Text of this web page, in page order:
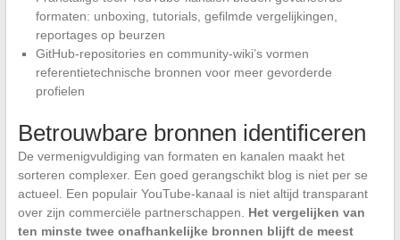
formaten: unboxing, tutorials, gefilmde vergelijkingen,
reportages op beurzen
GitHub-repositories en community-wiki’s vormen
referentietechnische bronnen voor meer gevorderde
profielen
Betrouwbare bronnen identificeren
De vermenigvuldiging van formaten en kanalen maakt het
sorteren complexer. Een goed gerangschikt blog is niet per se
actueel. Een populair YouTube-kanaal is niet altijd transparant
over zijn commerciële partnerschappen. Het vergelijken van
ten minste twee onafhankelijke bronnen blijft de meest